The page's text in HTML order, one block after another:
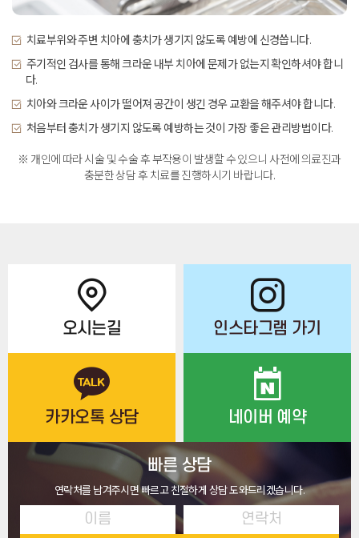
치료부위와 주변 치아에 충치가 생기지 않도록 예방에 신경씁니다.
주기적인 검사를 통해 크라운 내부 치아에 문제가 없는지 확인하셔야 합니
다.
치아와 크라운 사이가 떨어져 공간이 생긴 경우 교환을 해주셔야 합니다.
처음부터 충치가 생기지 않도록 예방하는 것이 가장 좋은 관리방법이다.
※ 개인에 따라 시술 및 수술 후 부작용이 발생할 수 있으니 사전에 의료진과
충분한 상담 후 치료를 진행하시기 바랍니다.
오시는길 인스타그램 가기
카카오톡 상담 네이버 예약
빠른 상담
연락처를 남겨주시면 빠르고 친절하게 상담 도와드리겠습니다.